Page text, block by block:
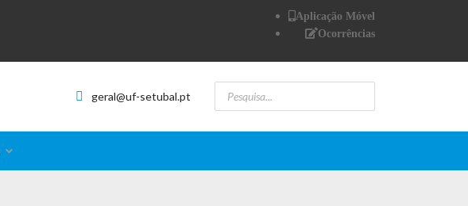
Aplicação Móvel
Ocorrências
geral@uf-setubal.pt